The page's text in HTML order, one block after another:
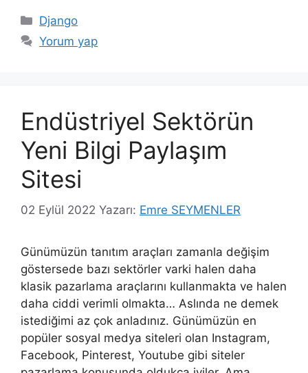
Kategoriler
Django
Yorum yap
Endüstriyel Sektörün
Yeni Bilgi Paylaşım
Sitesi
02 Eylül 2022 Yazarı: Emre SEYMENLER
Günümüzün tanıtım araçları zamanla değişim
göstersede bazı sektörler varki halen daha
klasik pazarlama araçlarını kullanmakta ve halen
daha ciddi verimli olmakta… Aslında ne demek
istediğimi az çok anladınız. Günümüzün en
popüler sosyal medya siteleri olan Instagram,
Facebook, Pinterest, Youtube gibi siteler